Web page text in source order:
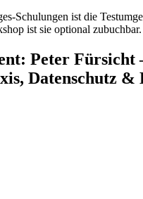
Schulungen ist die
ist sie optional zubuchbar.
Peter Fürsicht
Datenschutz &